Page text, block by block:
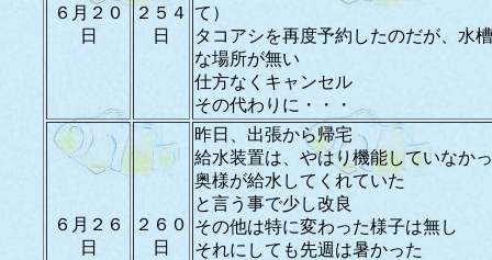
６月２０
日
２５４
日
て）
タコアシを再度予約したのだが、水
な場所が無い
仕方なくキャンセル
その代わりに・・・
６月２６
日
２６０
日
昨日、出張から帰宅
給水装置は、やはり機能していなか
奥様が給水してくれていた
と言う事で少し改良
その他は特に変わった様子は無し
それにしても先週は暑かった